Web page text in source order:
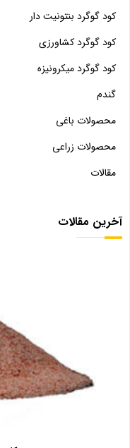
کود گوگرد بنتونیت دار
کود گوگرد کشاورزی
کود گوگرد میکرونیزه
گندم
محصولات باغی
محصولات زراعی
مقالات
آخرین مقالات